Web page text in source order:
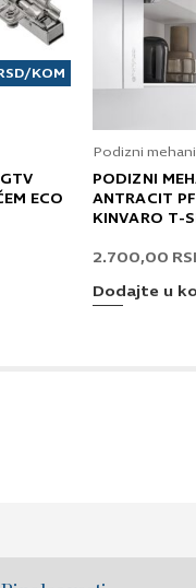
/KOM
ECO
Podizni
PODIZNI
ANTRACIT
KINVARO T-
2.700,00
Dodajte u